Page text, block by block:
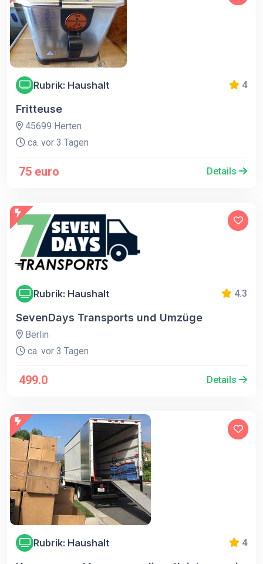
Rubrik: Haushalt 4
Fritteuse
45699 Herten
ca. vor 3 Tagen
75 euro Details
Rubrik: Haushalt 4.3
SevenDays Transports und Umzüge
Berlin
ca. vor 3 Tagen
499.0 Details
Rubrik: Haushalt 4